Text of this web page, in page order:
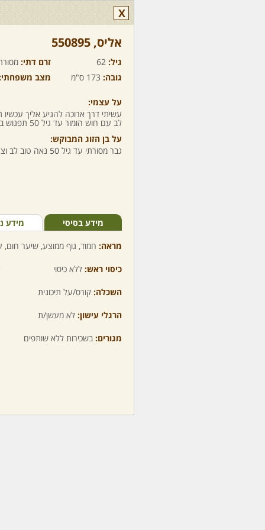
X
אליס,‏ 550895
גיל: 62 זרם דתי:
גובה: 173 ס"מ מצב
על עצמי:
עשיתי דרך ארוכה להגיע אליך
לב עם חוש הומור עד גיל 50 תפגוש בדומה וגם יפה למטרת נישואים בלבד.
על בן הזוג המבוקש:
גבר מסורתי עד גיל 50 נאה טוב לב וצנוע שמחפש אשת חיל אמיתית
מידע בסיסי מידע
מראה: חמוד, גוף ממוצע, שיער חום,
כיסוי ראש: ללא כיסוי
השכלה: קורס/על תיכונית
הרגלי עישון: לא מעשן/ת
מגורים: בשכירות ללא שותפים